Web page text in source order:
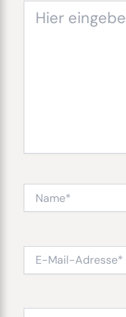
eingeben…
Mail-